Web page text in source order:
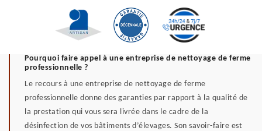
Pourquoi faire appel à une entreprise de nettoyage de ferme
professionnelle ?
Le recours à une entreprise de nettoyage de ferme
professionnelle donne des garanties par rapport à la qualité de
la prestation qui vous sera livrée dans le cadre de la
désinfection de vos bâtiments d’élevages. Son savoir-faire est